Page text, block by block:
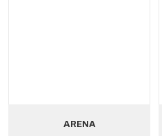
ARENA